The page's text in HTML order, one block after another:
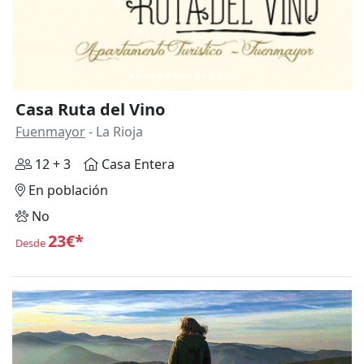
Casa Ruta del Vino
Fuenmayor- La Rioja
12 + 3
Casa Entera
En población
No
Desde23€*